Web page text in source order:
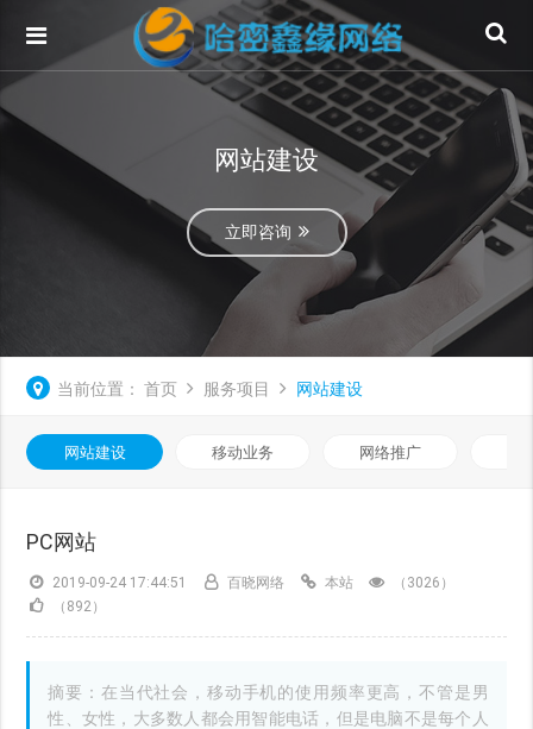
网站建设
立即咨询
当前位置： 首页 服务项目 网站建设
网站建设 移动业务 网络推广
PC网站
2019-09-24 17:44:51 百晓网络 本站
（3026）
（892）
摘要：在当代社会，移动手机的使用频率更高，不管是男
性、女性，大多数人都会用智能电话，但是电脑不是每个人